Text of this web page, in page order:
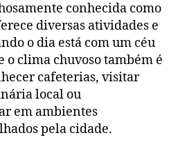
conhecida como
diversas atividades e
o dia está com um céu
o clima chuvoso também é
cafeterias, visitar
local ou
em ambientes
pela cidade.